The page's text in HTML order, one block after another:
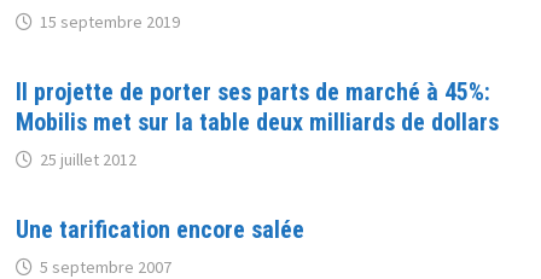
15 septembre 2019
Il projette de porter ses parts de marché à 45%:
Mobilis met sur la table deux milliards de dollars
25 juillet 2012
Une tarification encore salée
5 septembre 2007